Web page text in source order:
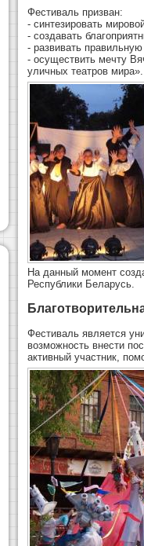
Фестиваль призван:
- синтезировать
- создавать
- развивать
- осуществить мечту
уличных театров мира».
На данный момент
Республики Беларусь.
Фестиваль является
возможность внести
активный участник,